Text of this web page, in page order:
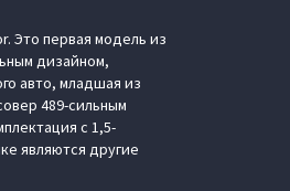
Это первая модель из
дизайном,
авто, младшая из
489-сильным
с 1,5-
являются другие